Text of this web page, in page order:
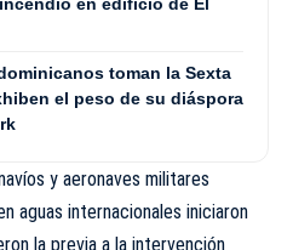
toman la Sexta
el peso de su diáspora
y aeronaves militares
aguas internacionales iniciaron
la previa a la intervención